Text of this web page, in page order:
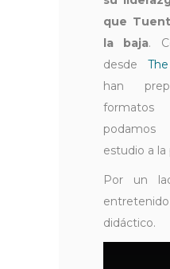
que
la baja.
desde
han
estudio a
Por un
didáctico.